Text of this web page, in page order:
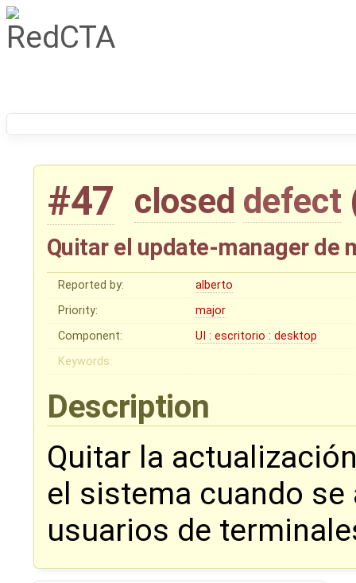
#47 closed defect
Quitar el update-manager de
Reported by:
alberto
Priority:
major
Component:
UI : escritorio : desktop
Keywords:
Description
Quitar la
el sistema cuando
usuarios de